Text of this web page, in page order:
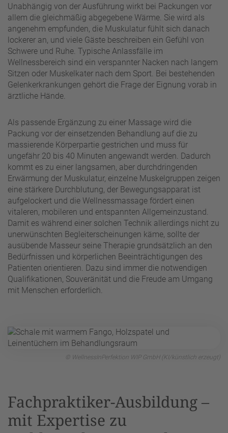
Unabhängig von der Ausführung wirkt bei Packungen vor
allem die gleichmäßig abgegebene Wärme. Sie wird als
angenehm empfunden, die Muskulatur fühlt sich danach
lockerer an, und viele Gäste beschreiben ein Gefühl von
Schwere und Ruhe. Typische Anlassfälle im
Wellnessbereich sind ein verspannter Nacken nach langem
Sitzen oder Muskelkater nach dem Sport. Bei bestehenden
Gelenkerkrankungen gehört die Frage der Eignung vorab in
ärztliche Hände.
Als passende Ergänzung zu einer Massage wird die
Packung vor der einsetzenden Behandlung auf die zu
massierende Körperpartie gestrichen und muss für
ungefähr 20 bis 40 Minuten angewandt werden. Dadurch
kommt es zu einer langsamen, aber durchdringenden
Erwärmung der Muskulatur, einzelne Muskelgruppen zeigen
eine stärkere Durchblutung, der Bewegungsapparat ist
aufgelockert und die Wellnessmassage fördert einen
vitaleren, mobileren und entspannten Allgemeinzustand.
Damit es während einer solchen Technik allerdings nicht zu
unerwünschten Begleiterscheinungen käme, sollte der
ausübende Masseur seine Therapie grundsätzlich an den
Bedürfnissen und körperlichen Beeinträchtigungen des
Patienten orientieren. Dazu sind immer die notwendigen
Qualifikationen, Souveränität und die Freude am Umgang
mit Menschen erforderlich.
© WellnessInPerfektion WIP GmbH (KI/künstlich erzeugt)
Fachpraktiker-Ausbildung –
mit Expertise zu